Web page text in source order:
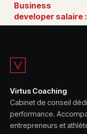
Business
developer salaire :
combien vous
Virtus Coaching
Cabinet de conseil
performance.
entrepreneurs et